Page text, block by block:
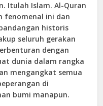
Itulah Islam. Al-Quran
fenomenal ini dan
historis
seluruh gerakan
dengan
dunia dalam rangka
mengangkat semua
di
bumi manapun.